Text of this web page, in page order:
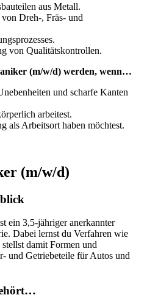
aus Metall.
Dreh-, Fräs- und
von Qualitätskontrollen.
(m/w/d) werden, wenn…
und scharfe Kanten
arbeitest.
als Arbeitsort haben möchtest.
(m/w/d)
ein 3,5-jähriger anerkannter
Dabei lernst du Verfahren wie
damit Formen und
und Getriebeteile für Autos und